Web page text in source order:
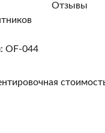
Отзывы
OF-044